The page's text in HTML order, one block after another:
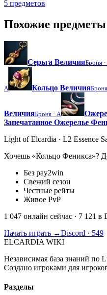
5 предметов
Похожие предметы
Серьга ВеличияБроня ·
A Кольцо ВеличияБроня
ВеличияБроня · A
Запечатанное Ожерелье
Light of Elcardia · L2 Essence
Хочешь «Кольцо Феникса»?
Без pay2win
Свежий сезон
Честные рейты
Живое PvP
1 047 онлайн сейчас · 7 121 в
Начать играть →Discord · 549
ELCARDIA WIKI
Независимая база знаний по
Создано игроками для
Разделы